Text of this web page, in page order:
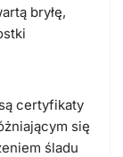
bryłę,
certyfikaty
się
śladu